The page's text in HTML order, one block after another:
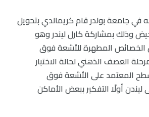
في جامعة بولدر قام كريمالدي بتحويل
وذلك بمشاركة كارل ليندر وهو
المطهرة للأشعة فوق
العصف الذهني لحالة الاختبار
المعتمد على الأشعة فوق
أولًا التفكير ببعض الأماكن